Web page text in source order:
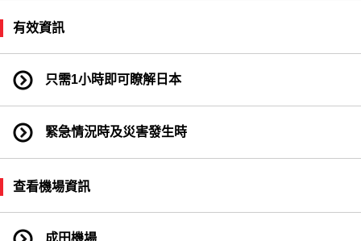
有效資訊
只需1小時即可瞭解日本
緊急情況時及災害發生時
查看機場資訊
成田機場